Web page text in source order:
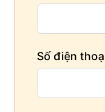
Số điện